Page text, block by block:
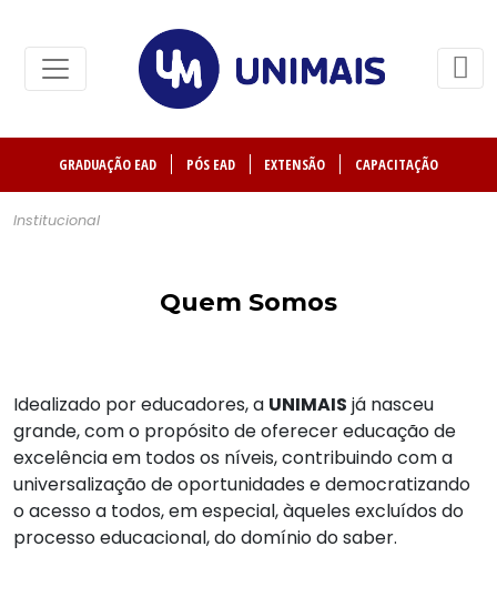
GRADUAÇÃO EAD PÓS EAD EXTENSÃO CAPACITAÇÃO
Institucional
Quem Somos
Idealizado por educadores, a UNIMAIS já nasceu
grande, com o propósito de oferecer educação de
excelência em todos os níveis, contribuindo com a
universalização de oportunidades e democratizando
o acesso a todos, em especial, àqueles excluídos do
processo educacional, do domínio do saber.